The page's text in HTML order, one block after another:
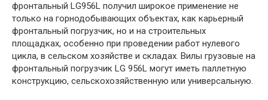
фронтальный LG956L получил широкое применение не
только на горнодобывающих объектах, как карьерный
фронтальный погрузчик, но и на строительных
площадках, особенно при проведении работ нулевого
цикла, в сельском хозяйстве и складах. Вилы грузовые на
фронтальный погрузчик LG 956L могут иметь паллетную
конструкцию, сельскохозяйственную или универсальную.